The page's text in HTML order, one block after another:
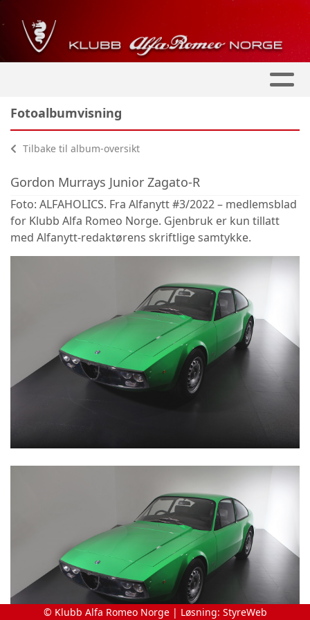
Fotoalbumvisning
Tilbake til album-oversikt
Gordon Murrays Junior Zagato-R
Foto: ALFAHOLICS. Fra Alfanytt #3/2022 – medlemsblad
for Klubb Alfa Romeo Norge. Gjenbruk er kun tillatt
med Alfanytt-redaktørens skriftlige samtykke.
© Klubb Alfa Romeo Norge | Løsning: StyreWeb